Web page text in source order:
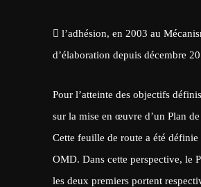
 l’adhésion, en 2003 au
d’élaboration depuis décembre
Pour l’atteinte des objectifs
sur la mise en œuvre d’un Plan
Cette feuille de route a été
OMD. Dans cette perspective, le
les deux premiers portent